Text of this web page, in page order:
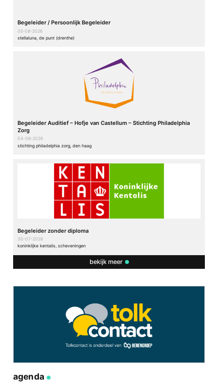
Begeleider / Persoonlijk Begeleider
05-08-2026
stellaluna, de punt (drenthe)
Begeleider Auditief – Hofje van Castellum – Stichting Philadelphia
Zorg
04-08-2026
stichting philadelphia zorg, den haag
Begeleider zonder diploma
30-07-2026
koninklijke kentalis, scheveningen
bekijk meer
agenda